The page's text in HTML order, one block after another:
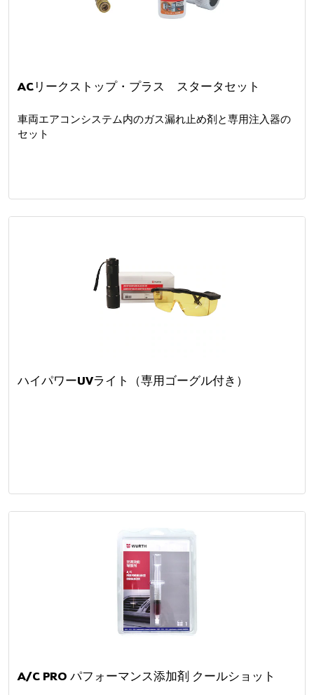
ACリークストップ・プラス スタータセット
車両エアコンシステム内のガス漏れ止め剤と専用注入器の
セット
ハイパワーUVライト（専用ゴーグル付き）
A/C PRO パフォーマンス添加剤 クールショット